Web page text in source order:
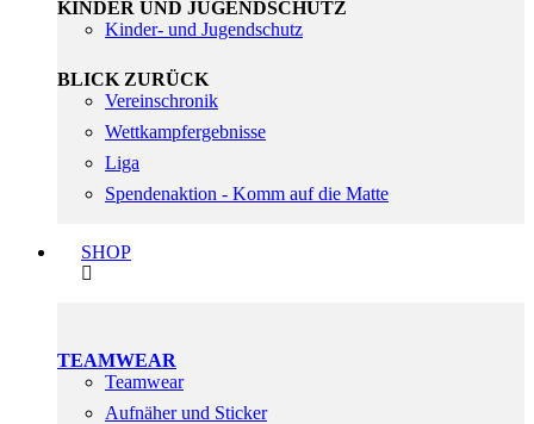
KINDER UND JUGENDSCHUTZ
Kinder- und Jugendschutz
BLICK ZURÜCK
Vereinschronik
Wettkampfergebnisse
Liga
Spendenaktion - Komm auf die Matte
SHOP
TEAMWEAR
Teamwear
Aufnäher und Sticker